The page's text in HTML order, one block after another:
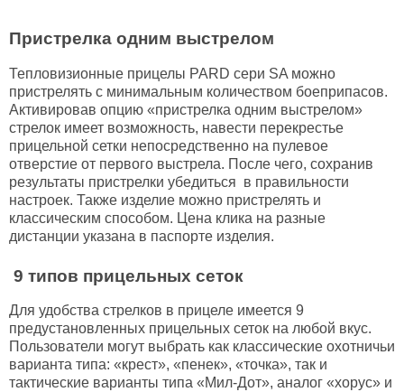
Пристрелка одним выстрелом
Тепловизионные прицелы PARD сери SA можно
пристрелять с минимальным количеством боеприпасов.
Активировав опцию «пристрелка одним выстрелом»
стрелок имеет возможность, навести перекрестье
прицельной сетки непосредственно на пулевое
отверстие от первого выстрела. После чего, сохранив
результаты пристрелки убедиться в правильности
настроек. Также изделие можно пристрелять и
классическим способом. Цена клика на разные
дистанции указана в паспорте изделия.
9 типов прицельных сеток
Для удобства стрелков в прицеле имеется 9
предустановленных прицельных сеток на любой вкус.
Пользователи могут выбрать как классические охотничьи
варианта типа: «крест», «пенек», «точка», так и
тактические варианты типа «Мил-Дот», аналог «хорус» и